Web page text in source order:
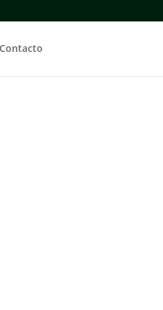
Contacto